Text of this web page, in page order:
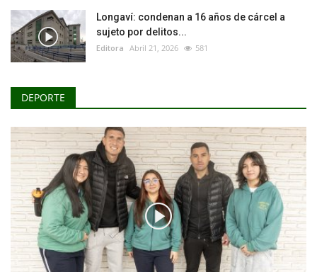
Longaví: condenan a 16 años de cárcel a
sujeto por delitos...
Editora Abril 21, 2026 581
DEPORTE